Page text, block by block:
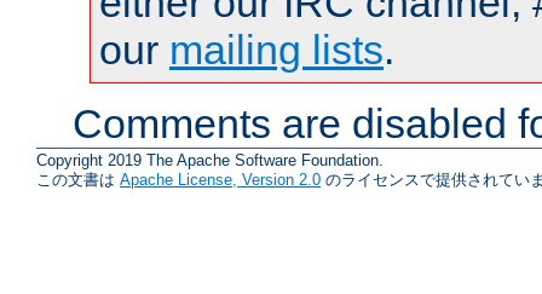
our mailing lists.
Comments are disabled
Copyright 2019 The Apache Software Foundation.
この文書は Apache License, Version 2.0 のライセンスで提供されてい